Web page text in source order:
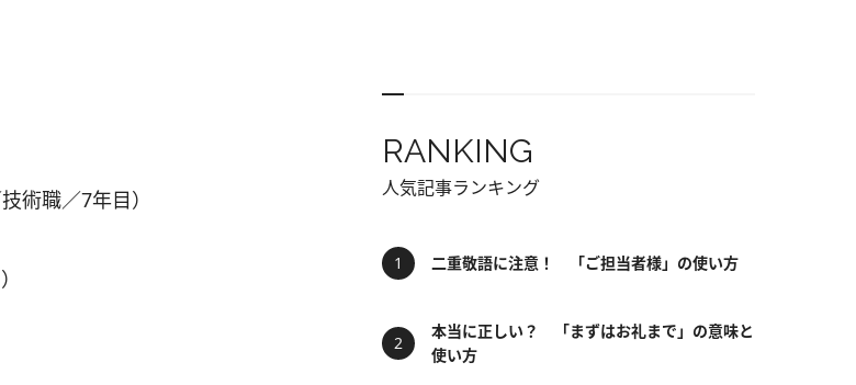
術職／7年目）
RANKING
人気記事ランキング
二重敬語に注意！ 「ご担当者様」の使い方
本当に正しい？ 「まずはお礼まで」の意味と
使い方